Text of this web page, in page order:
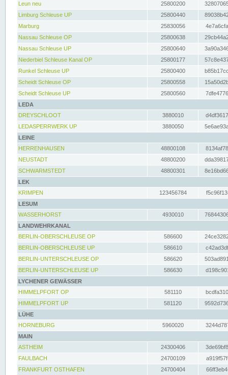
Leun neu
25800200
Limburg Schleuse UP
25800440
Marburg
25830056
Nassau Schleuse OP
25800638
Nassau Schleuse UP
25800640
Niederbiel Schleuse Kanal OP
25800177
Runkel Schleuse UP
25800400
Scheidt Schleuse OP
25800558
Scheidt Schleuse UP
25800560
LEDA
DREYSCHLOOT
3880010
LEDASPERRWERK UP
3880050
LEINE
HERRENHAUSEN
48800108
NEUSTADT
48800200
SCHWARMSTEDT
48800301
LEK
KRIMPEN
123456784
LESUM
WASSERHORST
4930010
LANDWEHRKANAL
BERLIN-OBERSCHLEUSE OP
586600
BERLIN-OBERSCHLEUSE UP
586610
BERLIN-UNTERSCHLEUSE OP
586620
BERLIN-UNTERSCHLEUSE UP
586630
LYCHENER GEWÄSSER
HIMMELPFORT OP
581110
HIMMELPFORT UP
581120
LÜHE
HORNEBURG
5960020
MAIN
ASTHEIM
24300406
FAULBACH
24700109
FRANKFURT OSTHAFEN
24700404